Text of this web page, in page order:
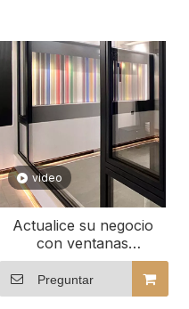
video
Actualice su negocio
con ventanas
oscilobatientes
personalizadas
Preguntar